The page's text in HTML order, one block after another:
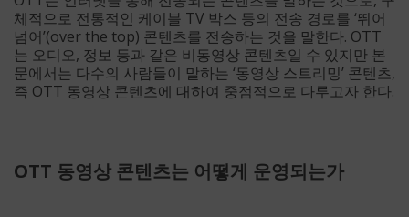
체적으로 전통적인 케이블 TV 박스 등의 전송 경로를 ‘뛰어
넘어’(over the top) 콘텐츠를 전송하는 것을 말한다. OTT
는 오디오, 정보 등과 같은 비동영상 콘텐츠일 수 있지만 본
문에서는 다수의 사람들이 말하는 ‘동영상 스트리밍’ 콘텐츠,
즉 OTT 동영상 콘텐츠에 대하여 중점적으로 다루고자 한다.
OTT 동영상 콘텐츠는 어떻게 운영되는가